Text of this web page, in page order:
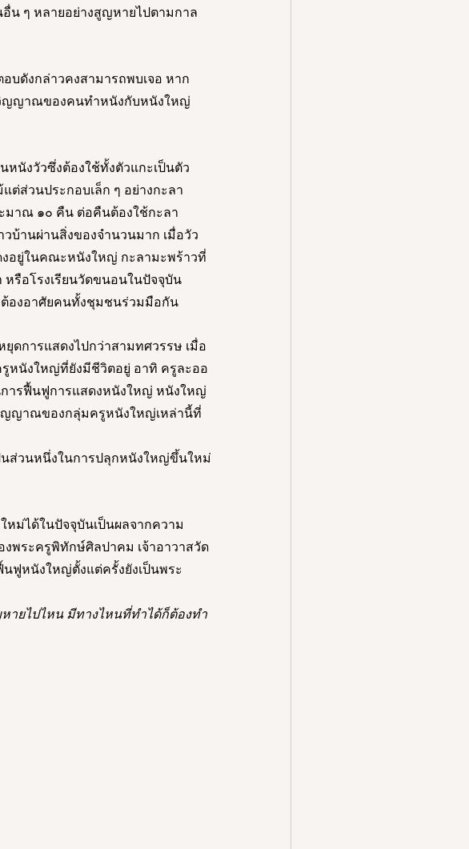
น ๆ หลายอย่างสูญหายไปตามกาล
บดังกล่าวคงสามารถพบเจอ หาก
วิญญาณของคนทำหนังกับหนังใหญ่
หนังวัวซึ่งต้องใช้ทั้งตัวแกะเป็นตัว
ส่วนประกอบเล็ก ๆ อย่างกะลา
มาณ ๑๐ คืน ต่อคืนต้องใช้กะลา
บ้านผ่านสิ่งของจำนวนมาก เมื่อวัว
อยู่ในคณะหนังใหญ่ กะลามะพร้าวที่
หรือโรงเรียนวัดขนอนในปัจจุบัน
องอาศัยคนทั้งชุมชนร่วมมือกัน
การแสดงไปกว่าสามทศวรรษ เมื่อ
หนังใหญ่ที่ยังมีชีวิตอยู่ อาทิ ครูละออ
การฟื้นฟูการแสดงหนังใหญ่ หนังใหญ่
ญญาณของกลุ่มครูหนังใหญ่เหล่านี้ที่
ส่วนหนึ่งในการปลุกหนังใหญ่ขึ้นใหม่
ม่ได้ในปัจจุบันเป็นผลจากความ
ระครูพิทักษ์ศิลปาคม เจ้าอาวาสวัด
ฟูหนังใหญ่ตั้งแต่ครั้งยังเป็นพระ
ายไปไหน มีทางไหนที่ทำได้ก็ต้องทำ